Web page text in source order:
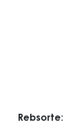
Rebsorte: